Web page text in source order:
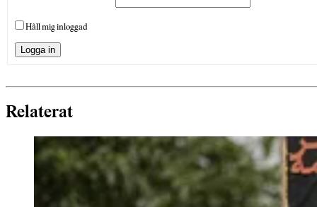
Håll mig inloggad
Logga in
Relaterat